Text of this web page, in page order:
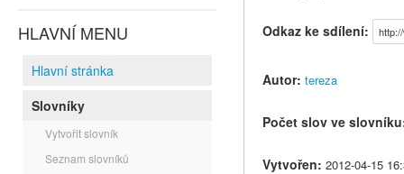
HLAVNÍ MENU
Hlavní stránka
Slovníky
Vytvořit slovník
Seznam slovníků
Odkaz ke sdílení:
Autor: tereza
Počet slov ve
Vytvořen: 2012-04-15